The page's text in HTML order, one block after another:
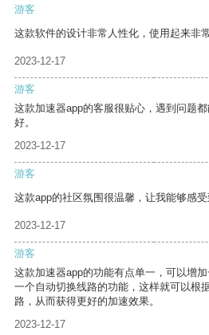
游客
这款软件的设计非常人性化，使用起来非常
2023-12-17
游客
这款加速器app的客服很贴心，遇到问题
好。
2023-12-17
游客
这款app的社区氛围很温馨，让我能够感受
2023-12-17
游客
这款加速器app的功能有点单一，可以增
一个自动切换线路的功能，这样就可以根
路，从而获得更好的加速效果。
2023-12-17